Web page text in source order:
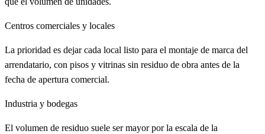
Centros comerciales y locales
La prioridad es dejar cada local listo para el montaje de marca del
arrendatario, con pisos y vitrinas sin residuo de obra antes de la
fecha de apertura comercial.
Industria y bodegas
El volumen de residuo suele ser mayor por la escala de la